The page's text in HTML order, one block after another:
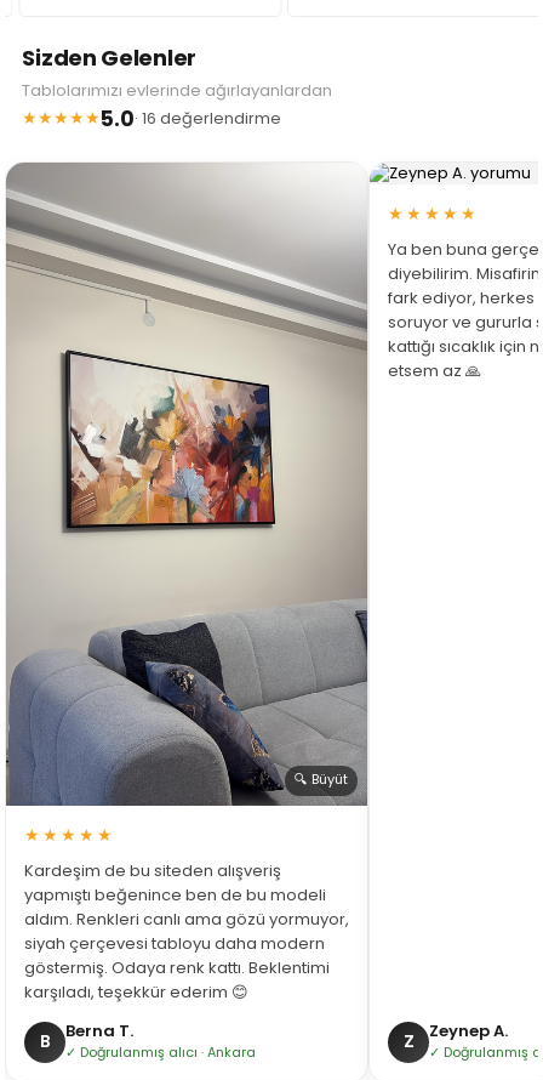
Sizden Gelenler
Tablolarımızı evlerinde ağırlayanlardan
★★★★★5.0· 16 değerlendirme
🔍 Büyüt
★★★★★
Kardeşim de bu siteden alışveriş
yapmıştı beğenince ben de bu modeli
aldım. Renkleri canlı ama gözü yormuyor,
siyah çerçevesi tabloyu daha modern
göstermiş. Odaya renk kattı. Beklentimi
karşıladı, teşekkür ederim 😊
B Berna T.
✓ Doğrulanmış alıcı · Ankara
★★★★★
Ya ben buna
diyebilirim.
fark ediyor, herkes
soruyor ve gururla
kattığı sıcaklık
etsem az 🙏
Z Zeynep A.
✓ Doğrulanmış